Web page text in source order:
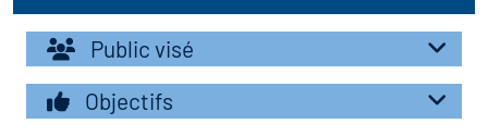
les métiers
des métiers en
Public visé
Objectifs